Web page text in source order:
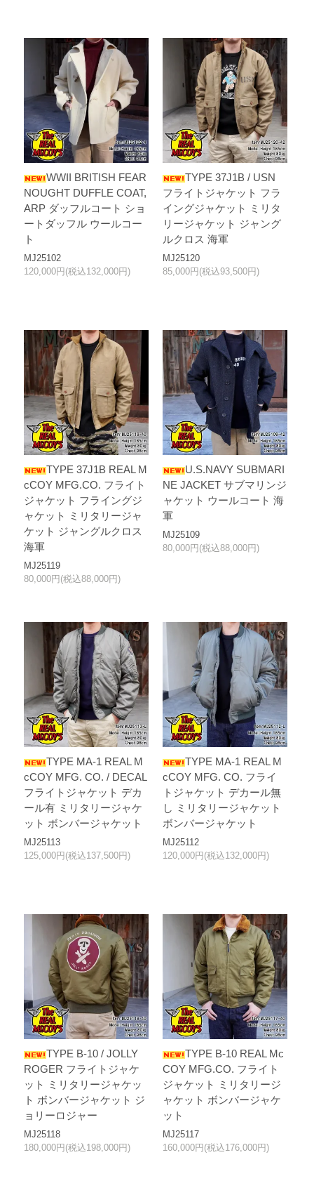
WWII BRITISH FEAR
NOUGHT DUFFLE COAT,
ARP ダッフルコート ショ
ートダッフル ウールコー
ト
MJ25102
120,000円(税込132,000円)
TYPE 37J1B / USN
フライトジャケット フラ
イングジャケット ミリタ
リージャケット ジャング
ルクロス 海軍
MJ25120
85,000円(税込93,500円)
TYPE 37J1B REAL M
cCOY MFG.CO. フライト
ジャケット フライングジ
ャケット ミリタリージャ
ケット ジャングルクロス
海軍
MJ25119
80,000円(税込88,000円)
U.S.NAVY SUBMARI
NE JACKET サブマリンジ
ャケット ウールコート 海
軍
MJ25109
80,000円(税込88,000円)
TYPE MA-1 REAL M
cCOY MFG. CO. / DECAL
フライトジャケット デカ
ール有 ミリタリージャケ
ット ボンバージャケット
MJ25113
125,000円(税込137,500円)
TYPE MA-1 REAL M
cCOY MFG. CO. フライ
トジャケット デカール無
し ミリタリージャケット
ボンバージャケット
MJ25112
120,000円(税込132,000円)
TYPE B-10 / JOLLY
ROGER フライトジャケ
ット ミリタリージャケッ
ト ボンバージャケット ジ
ョリーロジャー
MJ25118
180,000円(税込198,000円)
TYPE B-10 REAL Mc
COY MFG.CO. フライト
ジャケット ミリタリージ
ャケット ボンバージャケ
ット
MJ25117
160,000円(税込176,000円)